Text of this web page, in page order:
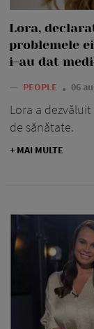
Lora,
problemele
i-au dat
— PEOPLE 06
Lora a
de sănătate.
+ MAI MULTE